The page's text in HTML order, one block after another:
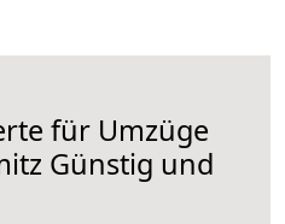
für Umzüge
Günstig und